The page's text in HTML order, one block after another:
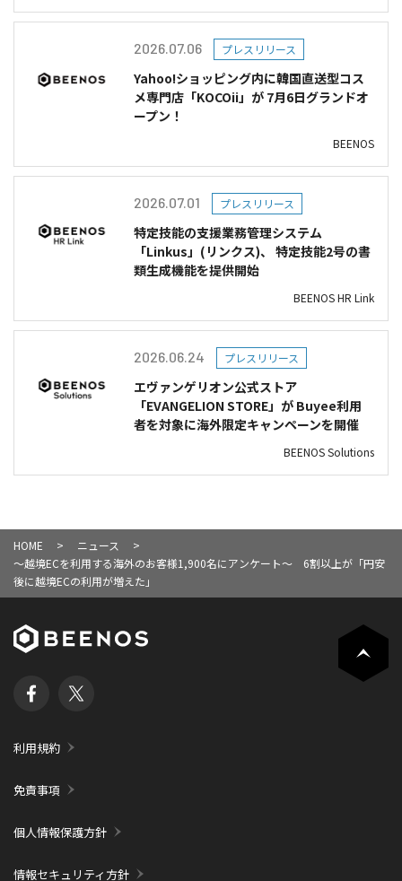
2026.07.06 プレスリリース
Yahoo!ショッピング内に韓国直送型コス
メ専門店「KOCOii」が 7月6日グランドオ
ープン！
BEENOS
2026.07.01 プレスリリース
特定技能の支援業務管理システム
「Linkus」(リンクス)、 特定技能2号の書
類生成機能を提供開始
BEENOS HR Link
2026.06.24 プレスリリース
エヴァンゲリオン公式ストア
「EVANGELION STORE」が Buyee利用
者を対象に海外限定キャンペーンを開催
BEENOS Solutions
HOME
ニュース
～越境ECを利用する海外のお客様1,900名にアンケート～ 6割以上が「円安
後に越境ECの利用が増えた」
利用規約
免責事項
個人情報保護方針
情報セキュリティ方針